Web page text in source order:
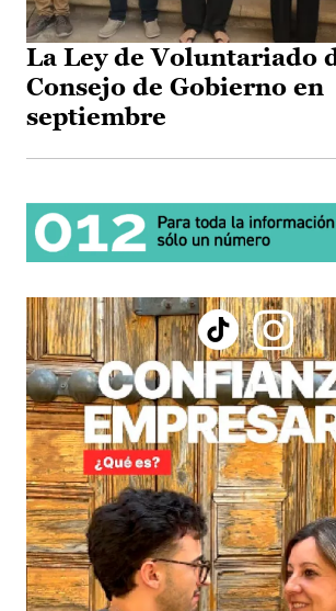
La Ley de Voluntariado
Consejo de Gobierno en
septiembre